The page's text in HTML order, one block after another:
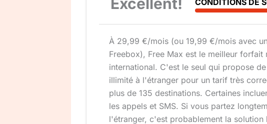
À 29,99 €/mois (ou 19,99 €/mois avec
Freebox), Free Max est le meilleur forfait
international. C'est le seul qui propose
illimité à l'étranger pour un tarif très
plus de 135 destinations. Certaines
les appels et SMS. Si vous partez
l'étranger, c'est probablement la solution